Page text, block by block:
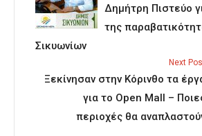
Δημήτρη Πιστεύο
της
Σικυωνίων
Next
Ξεκίνησαν στην Κόρινθο τα
για το Open Mall –
περιοχές θα